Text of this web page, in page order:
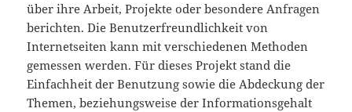
über ihre Arbeit, Projekte oder besondere Anfragen
berichten. Die Benutzerfreundlichkeit von
Internetseiten kann mit verschiedenen Methoden
gemessen werden. Für dieses Projekt stand die
Einfachheit der Benutzung sowie die Abdeckung der
Themen, beziehungsweise der Informationsgehalt